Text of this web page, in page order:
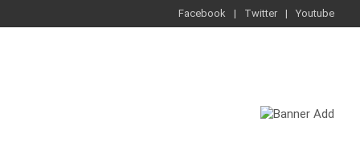
Facebook Twitter Youtube